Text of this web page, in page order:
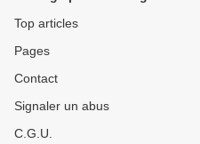
Top articles
Pages
Contact
Signaler un abus
C.G.U.